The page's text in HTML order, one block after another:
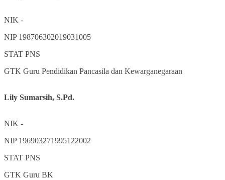
NIK -
NIP 198706302019031005
STAT PNS
GTK Guru Pendidikan Pancasila dan Kewarganegaraan
Lily Sumarsih, S.Pd.
NIK -
NIP 196903271995122002
STAT PNS
GTK Guru BK